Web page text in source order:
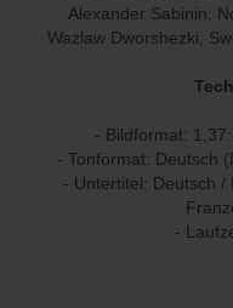
Alexander Sabinin,
Wazlaw Dworshezki,
- Bildformat:
- Tonformat: Deutsch
- Untertitel: Deutsch /
-